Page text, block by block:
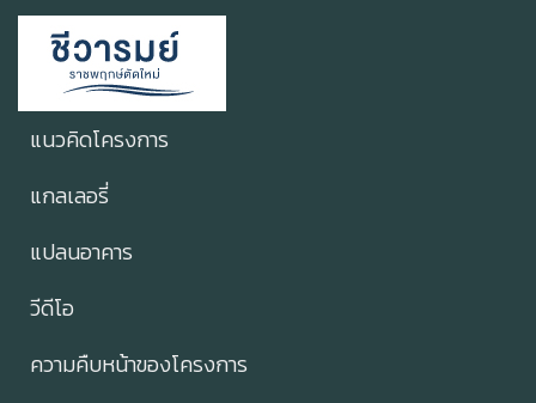
แนวคิดโครงการ
แกลเลอรี่
แปลนอาคาร
วีดีโอ
ความคืบหน้าของโครงการ